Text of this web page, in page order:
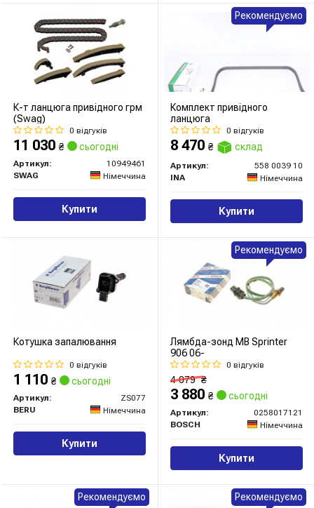
К-т ланцюга привідного грм
(Swag)
0 відгуків
11 030 ₴ сьогодні
Артикул:
10949461
SWAG
Німеччина
Купити
Комплект привідного
ланцюга
0 відгуків
8 470 ₴ склад
Артикул:
558 0039 10
INA
Німеччина
Купити
Рекомендуємо
Котушка запалювання
0 відгуків
1 110 ₴ сьогодні
Артикул:
ZS077
BERU
Німеччина
Купити
Лямбда-зонд MB Sprinter
906 06-
0 відгуків
4 079₴
3 880 ₴ сьогодні
Артикул:
0258017121
BOSCH
Німеччина
Купити
Рекомендуємо
Рекомендуємо Рекомендуємо